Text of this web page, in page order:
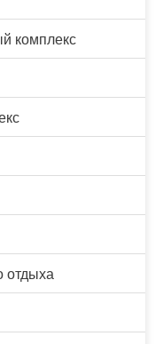
комплекс
отдыха